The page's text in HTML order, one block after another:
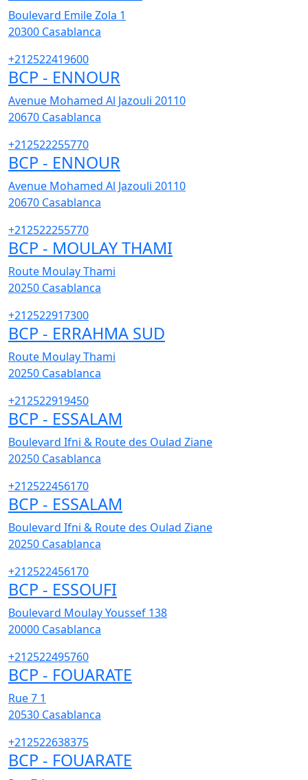
Boulevard Emile Zola 1
20300 Casablanca
+212522419600
BCP - ENNOUR
Avenue Mohamed Al Jazouli 20110
20670 Casablanca
+212522255770
BCP - ENNOUR
Avenue Mohamed Al Jazouli 20110
20670 Casablanca
+212522255770
BCP - MOULAY THAMI
Route Moulay Thami
20250 Casablanca
+212522917300
BCP - ERRAHMA SUD
Route Moulay Thami
20250 Casablanca
+212522919450
BCP - ESSALAM
Boulevard Ifni & Route des Oulad Ziane
20250 Casablanca
+212522456170
BCP - ESSALAM
Boulevard Ifni & Route des Oulad Ziane
20250 Casablanca
+212522456170
BCP - ESSOUFI
Boulevard Moulay Youssef 138
20000 Casablanca
+212522495760
BCP - FOUARATE
Rue 7 1
20530 Casablanca
+212522638375
BCP - FOUARATE